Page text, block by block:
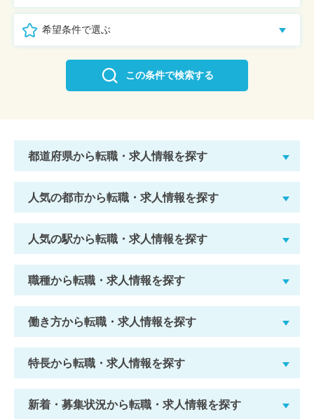
希望条件で選ぶ
この条件で検索する
都道府県から転職・求人情報を探す
人気の都市から転職・求人情報を探す
人気の駅から転職・求人情報を探す
職種から転職・求人情報を探す
働き方から転職・求人情報を探す
特長から転職・求人情報を探す
新着・募集状況から転職・求人情報を探す